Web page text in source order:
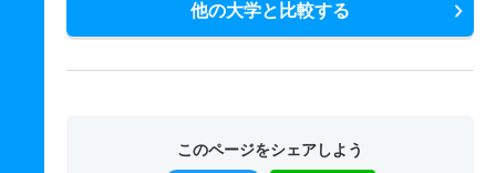
他の大学と比較する
このページをシェアしよう